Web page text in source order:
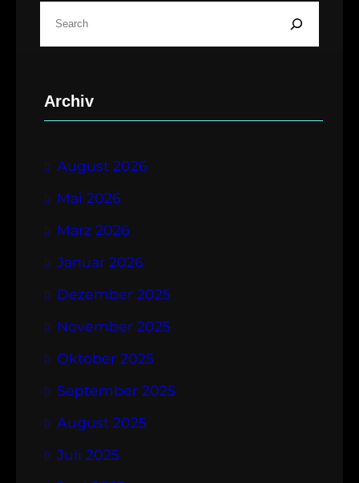
eArchiv
August 2026
Mai 2026
März 2026
Januar 2026
Dezember 2025
November 2025
Oktober 2025
September 2025
August 2025
Juli 2025